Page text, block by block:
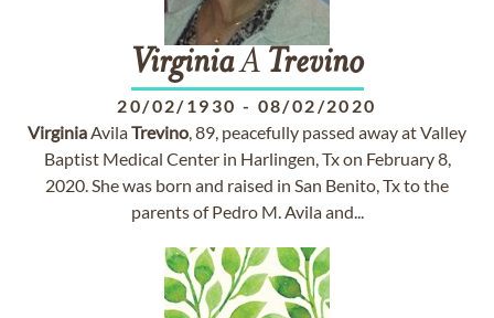
VirginiaA Trevino
20/02/1930 - 08/02/2020
VirginiaAvilaTrevino, 89, peacefully passed away at Valley
Baptist Medical Center in Harlingen, Tx on February 8,
2020. She was born and raised in San Benito, Tx to the
parents of Pedro M. Avila and...